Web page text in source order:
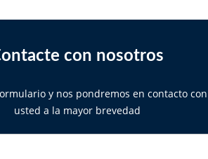
con nosotros
y nos pondremos en contacto con
usted a la mayor brevedad